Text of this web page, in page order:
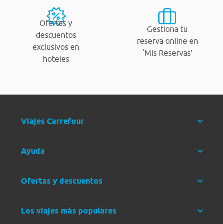
Ofertas y
descuentos
exclusivos en
hoteles
Gestiona tu
reserva online en
‘Mis Reservas’
Viajes Carrefour
Ayuda
Ofertas y descuentos
Los viajes más populares